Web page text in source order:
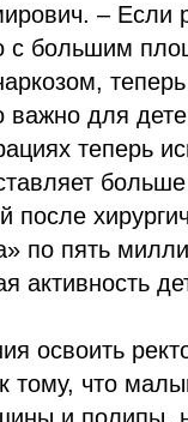
– Если
с большим
важно для
теперь
после
по пять
активность
освоить
тому, что